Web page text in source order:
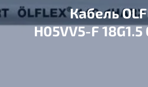
Кабель
H05VV5-F 18G1.5